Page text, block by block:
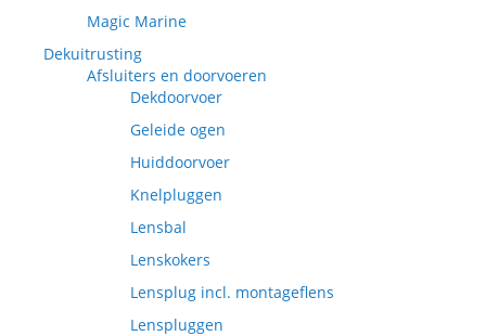
Magic Marine
Dekuitrusting
Afsluiters en doorvoeren
Dekdoorvoer
Geleide ogen
Huiddoorvoer
Knelpluggen
Lensbal
Lenskokers
Lensplug incl. montageflens
Lenspluggen